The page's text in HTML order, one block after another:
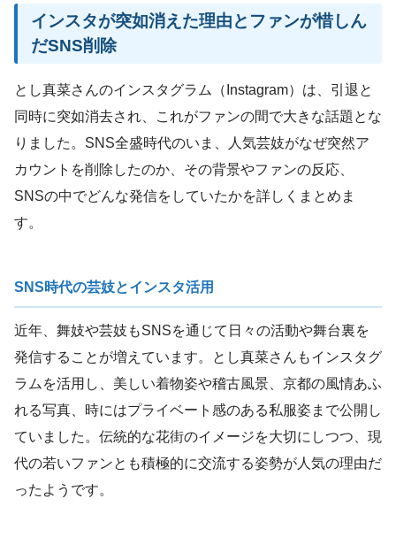
インスタが突如消えた理由とファンが惜しん
だSNS削除
とし真菜さんのインスタグラム（Instagram）は、引退と
同時に突如消去され、これがファンの間で大きな話題とな
りました。SNS全盛時代のいま、人気芸妓がなぜ突然ア
カウントを削除したのか、その背景やファンの反応、
SNSの中でどんな発信をしていたかを詳しくまとめま
す。
SNS時代の芸妓とインスタ活用
近年、舞妓や芸妓もSNSを通じて日々の活動や舞台裏を
発信することが増えています。とし真菜さんもインスタグ
ラムを活用し、美しい着物姿や稽古風景、京都の風情あふ
れる写真、時にはプライベート感のある私服姿まで公開し
ていました。伝統的な花街のイメージを大切にしつつ、現
代の若いファンとも積極的に交流する姿勢が人気の理由だ
ったようです。